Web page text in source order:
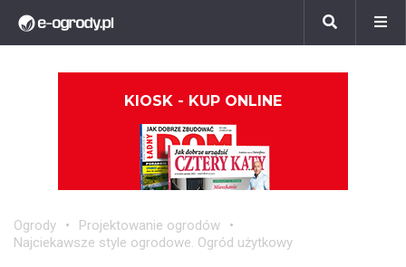
KIOSK - KUP ONLINE
Ogrody
Projektowanie ogrodów
Najciekawsze style ogrodowe. Ogród użytkowy